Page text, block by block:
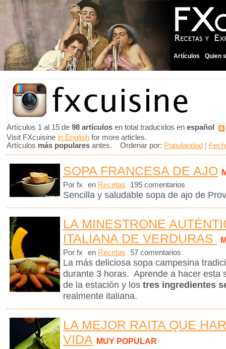
Artículos Quien
Artículos 1 al 15 de 98 artículos en total traducidos en español
Visit FXcuisine in English for more articles.
Artículos más populares antes. Ordenar por: Popularidad ¦
SOPA FRANCESA DE AJO
Por fx en Recetas 195 comentarios
Sencilla y saludable sopa de ajo de
LA MINESTRONE
ITALIANA DE VERDURAS
Por fx en Recetas 57 comentarios
La más deliciosa sopa campesina
durante 3 horas. Aprende a hacer esta
de la estación y los tres ingredientes
realmente italiana.
LA MEJOR RAITA QUE
VIDA
MUY POPULAR